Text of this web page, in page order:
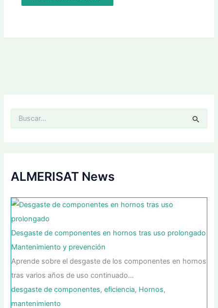
p
o
:
ALMERISAT News
Desgaste de componentes en hornos tras uso prolongado
Mantenimiento y prevención
Aprende sobre el desgaste de los componentes en hornos
tras varios años de uso continuado…
desgaste de componentes,eficiencia, Hornos,
mantenimiento